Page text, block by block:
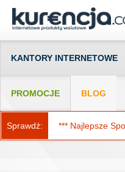
KANTORY INTERNETOWE
PROMOCJE BLOG
Sprawdź: *** Najlepsze